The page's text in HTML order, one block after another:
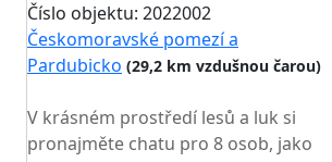
Číslo objektu: 2022002
Českomoravské pomezí a
Pardubicko (29,2 km vzdušnou čarou)
V krásném prostředí lesů a luk si
pronajměte chatu pro 8 osob, jako